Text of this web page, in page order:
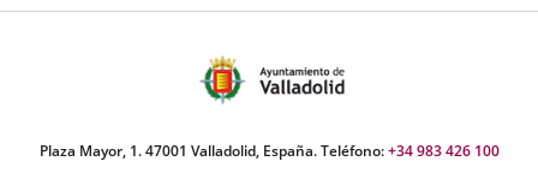
Plaza Mayor, 1. 47001 Valladolid, España. Teléfono:+34 983 426 100